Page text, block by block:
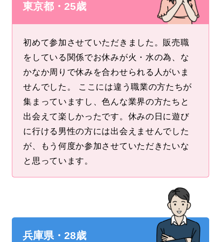
東京都・25歳
初めて参加させていただきました。販売職
をしている関係でお休みが火・水の為、な
かなか周りで休みを合わせられる人がいま
せんでした。 ここには違う職業の方たちが
集まっていますし、色んな業界の方たちと
出会えて楽しかったです。休みの日に遊び
に行ける男性の方には出会えませんでした
が、もう何度か参加させていただきたいな
と思っています。
兵庫県・28歳